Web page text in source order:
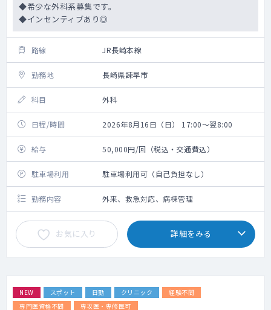
◆希少な外科系募集です。
◆インセンティブあり◎
路線 JR長崎本線
勤務地 長崎県諫早市
科目 外科
日程/時間 2026年8月16日（日） 17:00～翌8:00
給与 50,000円/回（税込・交通費込）
駐車場利用 駐車場利用可（自己負担なし）
勤務内容 外来、救急対応、病棟管理
お気に入り 詳細をみる
NEW スポット 日勤 クリニック
経験不問
専門医資格不問
専攻医・専修医可